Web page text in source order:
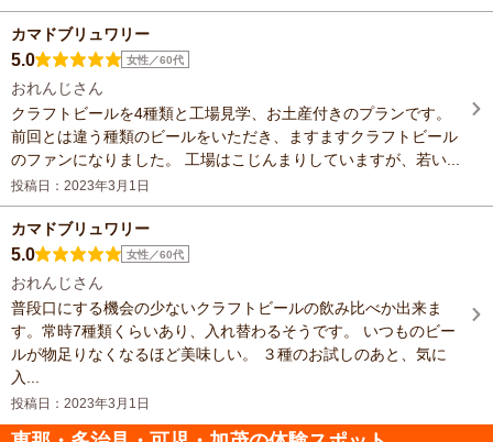
カマドブリュワリー
5.0 女性／60代
おれんじさん
クラフトビールを4種類と工場見学、お土産付きのプランです。
前回とは違う種類のビールをいただき、ますますクラフトビール
のファンになりました。 工場はこじんまりしていますが、若い...
投稿日：2023年3月1日
カマドブリュワリー
5.0 女性／60代
おれんじさん
普段口にする機会の少ないクラフトビールの飲み比べか出来ま
す。常時7種類くらいあり、入れ替わるそうです。 いつものビー
ルが物足りなくなるほど美味しい。 ３種のお試しのあと、気に
入...
投稿日：2023年3月1日